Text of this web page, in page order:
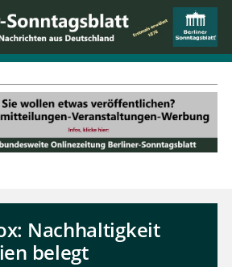
Nachhaltigkeit
belegt